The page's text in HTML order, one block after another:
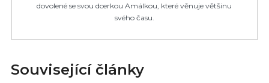
dovolené se svou dcerkou Amálkou, které věnuje většinu
svého času.
Související články